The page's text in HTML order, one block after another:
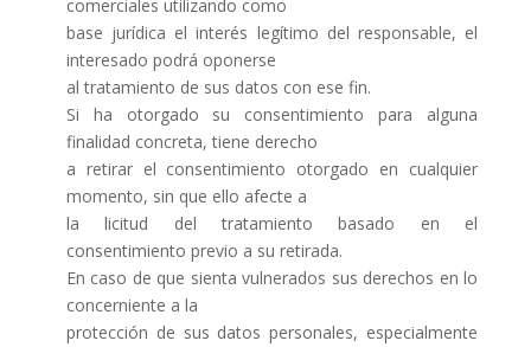
comerciales utilizando como
base jurídica el interés legítimo del responsable, el
interesado podrá oponerse
al tratamiento de sus datos con ese fin.
Si ha otorgado su consentimiento para alguna
finalidad concreta, tiene derecho
a retirar el consentimiento otorgado en cualquier
momento, sin que ello afecte a
la licitud del tratamiento basado en el
consentimiento previo a su retirada.
En caso de que sienta vulnerados sus derechos en lo
concerniente a la
protección de sus datos personales, especialmente